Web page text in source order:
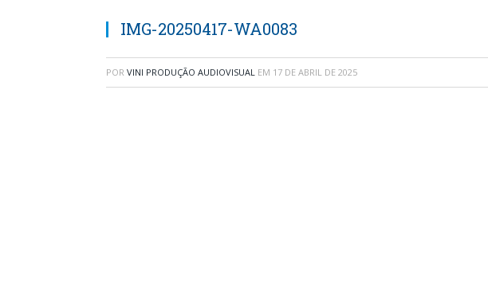
IMG-20250417-WA0083
POR VINI PRODUÇÃO AUDIOVISUAL EM 17 DE ABRIL DE 2025